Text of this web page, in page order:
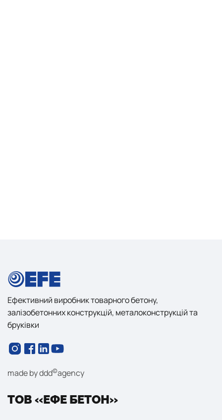
ТОВ «ЕФЕ БЕТОН»
Ефективний виробник товарного бетону,
залізобетонних конструкцій, металоконструкцій та
бруківки
made byddd©agency